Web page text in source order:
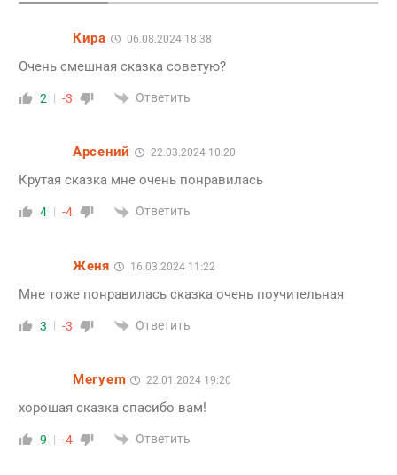
Кира 06.08.2024 18:38
Очень смешная сказка советую?
2 -3 Ответить
Арсений 22.03.2024 10:20
Крутая сказка мне очень понравилась
4 -4 Ответить
Женя 16.03.2024 11:22
Мне тоже понравилась сказка очень поучительная
3 -3 Ответить
Meryem 22.01.2024 19:20
хорошая сказка спасибо вам!
9 -4 Ответить